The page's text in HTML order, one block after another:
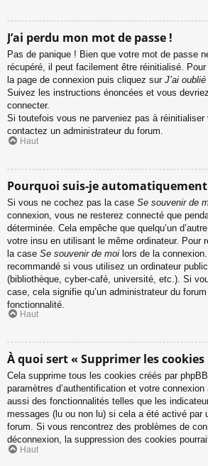
J’ai perdu mon mot de passe !
Pas de panique ! Bien que votre mot de passe
récupéré, il peut facilement être réinitialisé.
la page de connexion puis cliquez sur J’ai
Suivez les instructions énoncées et vous
connecter.
Si toutefois vous ne parveniez pas à réinitialiser
contactez un administrateur du forum.
Haut
Pourquoi suis-je automatiquement
Si vous ne cochez pas la case Se souvenir de
connexion, vous ne resterez connecté que
déterminée. Cela empêche que quelqu’un
votre insu en utilisant le même ordinateur. Pour
la case Se souvenir de moi lors de la
recommandé si vous utilisez un ordinateur
(bibliothèque, cyber-café, université, etc.). Si
case, cela signifie qu’un administrateur du
fonctionnalité.
Haut
À quoi sert « Supprimer les cookies
Cela supprime tous les cookies créés par
paramètres d’authentification et votre
aussi des fonctionnalités telles que les
messages (lu ou non lu) si cela a été activé par
forum. Si vous rencontrez des problèmes de
déconnexion, la suppression des cookies
Haut